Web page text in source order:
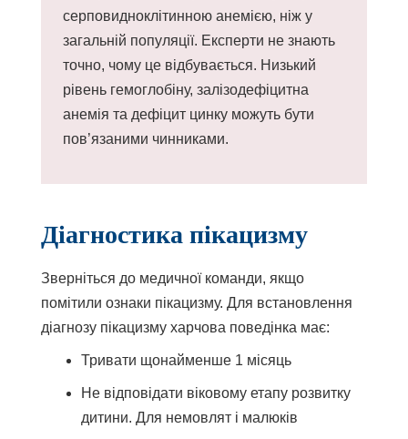
серповидноклітинною анемією, ніж у
загальній популяції. Експерти не знають
точно, чому це відбувається. Низький
рівень гемоглобіну, залізодефіцитна
анемія та дефіцит цинку можуть бути
пов’язаними чинниками.
Діагностика пікацизму
Зверніться до медичної команди, якщо
помітили ознаки пікацизму. Для встановлення
діагнозу пікацизму харчова поведінка має:
Тривати щонайменше 1 місяць
Не відповідати віковому етапу розвитку
дитини. Для немовлят і малюків